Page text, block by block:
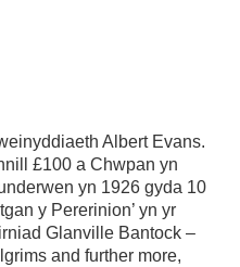
Albert Evans.
£100 a Chwpan yn
yn 1926 gyda 10
y Pererinion’ yn yr
Glanville Bantock –
and further more,